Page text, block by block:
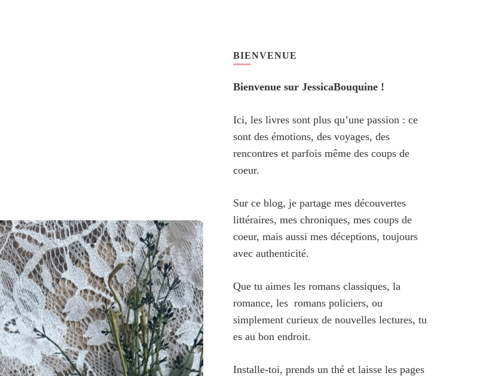
BIENVENUE
Bienvenue sur JessicaBouquine !
Ici, les livres sont plus qu’une passion : ce
sont des émotions, des voyages, des
rencontres et parfois même des coups de
coeur.
Sur ce blog, je partage mes découvertes
littéraires, mes chroniques, mes coups de
coeur, mais aussi mes déceptions, toujours
avec authenticité.
Que tu aimes les romans classiques, la
romance, les romans policiers, ou
simplement curieux de nouvelles lectures, tu
es au bon endroit.
Installe-toi, prends un thé et laisse les pages